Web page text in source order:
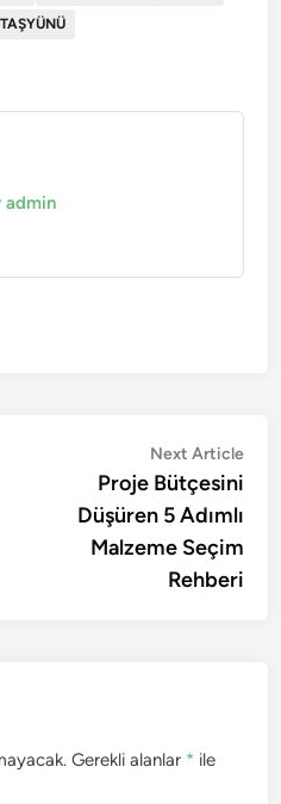
TAŞYÜNÜ
admin
Next Article
Proje Bütçesini
Düşüren 5 Adımlı
Malzeme Seçim
Rehberi
Gerekli alanlar * ile